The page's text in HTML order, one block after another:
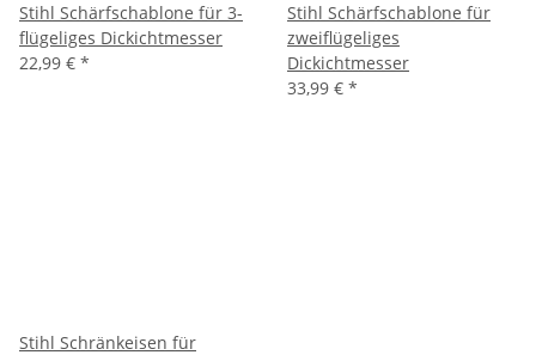
Stihl Schärfschablone für 3-
flügeliges Dickichtmesser
22,99 € *
Stihl Schärfschablone für
zweiflügeliges
Dickichtmesser
33,99 € *
Stihl Schränkeisen für